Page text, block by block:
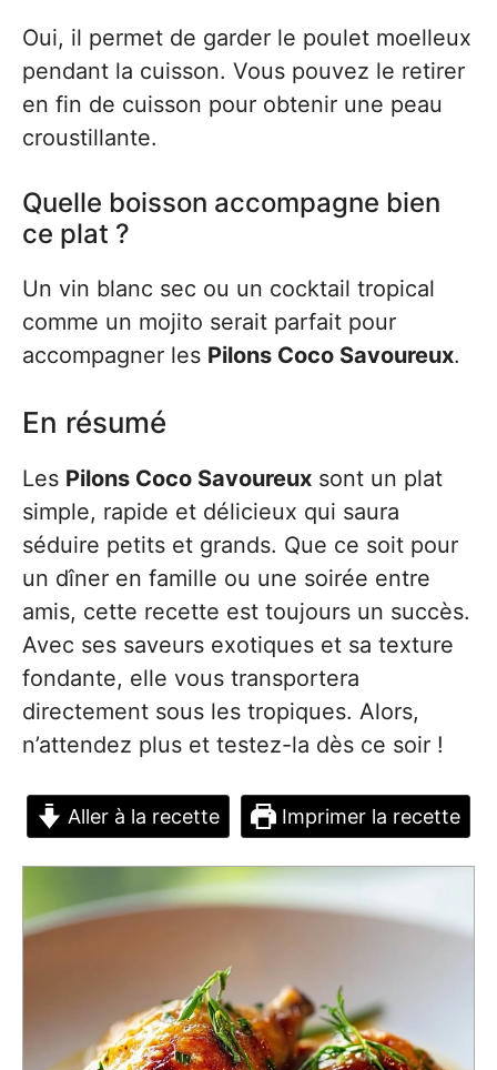
Oui, il permet de garder le poulet moelleux
pendant la cuisson. Vous pouvez le retirer
en fin de cuisson pour obtenir une peau
croustillante.
Quelle boisson accompagne bien
ce plat ?
Un vin blanc sec ou un cocktail tropical
comme un mojito serait parfait pour
accompagner les Pilons Coco Savoureux.
En résumé
Les Pilons Coco Savoureux sont un plat
simple, rapide et délicieux qui saura
séduire petits et grands. Que ce soit pour
un dîner en famille ou une soirée entre
amis, cette recette est toujours un succès.
Avec ses saveurs exotiques et sa texture
fondante, elle vous transportera
directement sous les tropiques. Alors,
n’attendez plus et testez-la dès ce soir !
Aller à la recette Imprimer la recette